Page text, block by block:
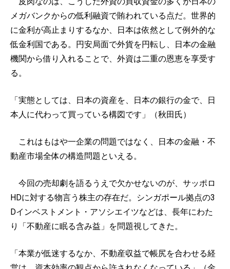
メガバンクからの低利融資で賄われている点だ。世界的
に金利が高止まりするなか、日本は依然として例外的な
低金利国である。円安局面で外貨を円転し、日本の金融
機関から借り入れることで、外資は二重の恩恵を享受す
る。
「実態としては、日本の資産を、日本の銀行の金で、日
本人に代わって買っている構図です」（秋田氏）
これはもはや一企業の問題ではなく、日本の金融・不
動産市場全体の構造問題といえる。
今回の売却劇を語るうえで欠かせないのが、サッポロ
HDに対する物言う株主の存在だ。シンガポール拠点の3
Dインベストメント・アソシエイツなどは、長年にわた
り「不動産に眠る含み益」を問題視してきた。
「本業が低迷するなか、不動産収益で帳尻を合わせる経